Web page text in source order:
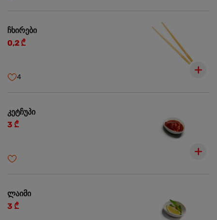
ჩხირები
0,2 ₾
4
კეტჩუპი
3 ₾
ლაიმი
3 ₾